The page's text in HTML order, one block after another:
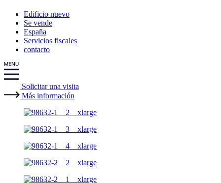
Edificio nuevo
Se vende
España
Servicios fiscales
contacto
Solicitar una visita
Más información